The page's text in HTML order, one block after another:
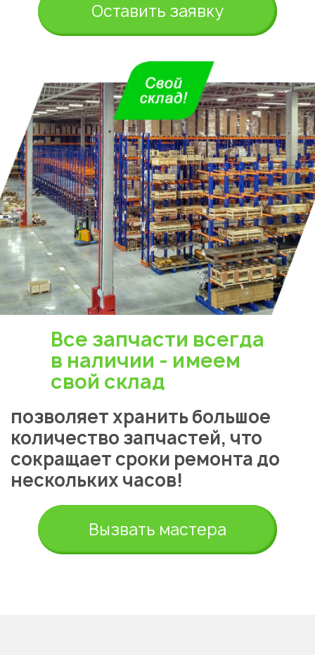
Оставить заявку
Все запчасти всегда
в наличии - имеем
свой склад
позволяет хранить большое
количество запчастей, что
сокращает сроки ремонта до
нескольких часов!
Вызвать мастера
Укажите из какого вы
города
Алматы